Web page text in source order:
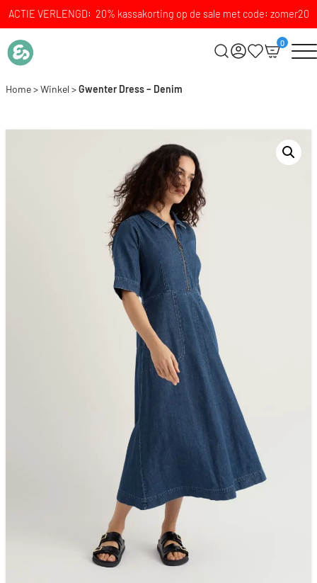
ACTIE VERLENGD: 20% kassakorting op de sale met code: zomer20
0
Home>Winkel>Gwenter Dress – Denim